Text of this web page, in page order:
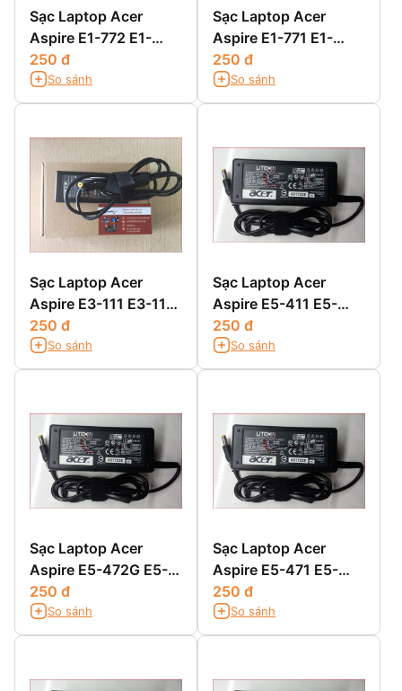
Sạc Laptop Acer
Aspire E1-772 E1-
772G
250 đ
So sánh
Sạc Laptop Acer
Aspire E1-771 E1-
771G
250 đ
So sánh
Sạc Laptop Acer
Aspire E3-111 E3-112
E3-112M
250 đ
So sánh
Sạc Laptop Acer
Aspire E5-411 E5-
411G E5-421 E5-
421G
250 đ
So sánh
Sạc Laptop Acer
Aspire E5-472G E5-
511 E5-511G E5-511P
250 đ
So sánh
Sạc Laptop Acer
Aspire E5-471 E5-
471G E5-471P E5-
471PG
250 đ
So sánh